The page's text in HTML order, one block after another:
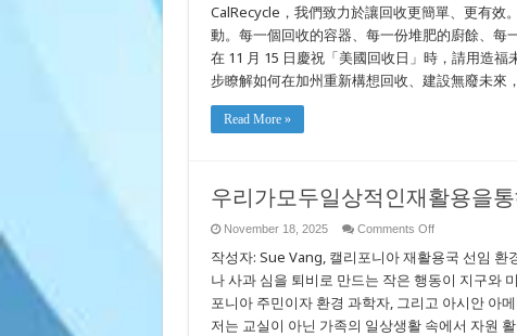
CalRecycle，我們致力於讓回收更簡單、更有
動。每一個回收的容器、每一份堆肥的廚餘、每
在 11 月 15 日慶祝「美國回收日」時，請用造
步瞭解如何在加州重新構想回收、建設無廢未來
Read More »
우리가모두일상적인재활용을
November 18, 2025 Comments Offon
리
가
모
두
일
작성자: Sue Vang, 캘리포니아 재활용국 선임
나 사과 심을 퇴비로 만드는 작은 행동이 지구와
포니아 주민이자 환경 과학자, 그리고 아시안 아
저는 교실이 아닌 가족의 일상생활 속에서 자원